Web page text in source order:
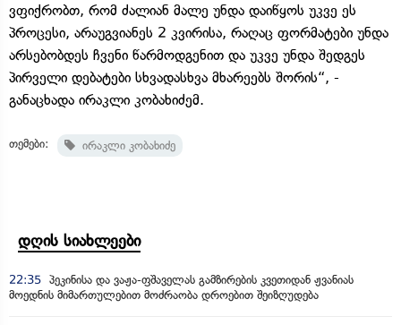
ვფიქრობთ, რომ ძალიან მალე უნდა დაიწყოს უკვე ეს
პროცესი, არაუგვიანეს 2 კვირისა, რაღაც ფორმატები უნდა
არსებობდეს ჩვენი წარმოდგენით და უკვე უნდა შედგეს
პირველი დებატები სხვადასხვა მხარეებს შორის“, -
განაცხადა ირაკლი კობახიძემ.
თემები: ირაკლი კობახიძე
დღის სიახლეები
22:35 პეკინისა და ვაჟა-ფშაველას გამზირების კვეთიდან ჟვანიას
მოედნის მიმართულებით მოძრაობა დროებით შეიზღუდება